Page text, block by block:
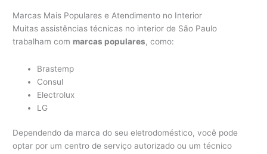
Marcas Mais Populares e Atendimento no Interior
Muitas assistências técnicas no interior de São Paulo
trabalham com marcas populares, como:
Brastemp
Consul
Electrolux
LG
Dependendo da marca do seu eletrodoméstico, você pode
optar por um centro de serviço autorizado ou um técnico